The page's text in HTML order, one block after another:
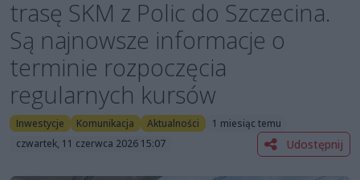
trasę SKM z Polic do Szczecina.
Są najnowsze informacje o
terminie rozpoczęcia
regularnych kursów
Inwestycje Komunikacja Aktualności
1 miesiąc temu
czwartek, 11 czerwca 2026 15:07
Udostępnij